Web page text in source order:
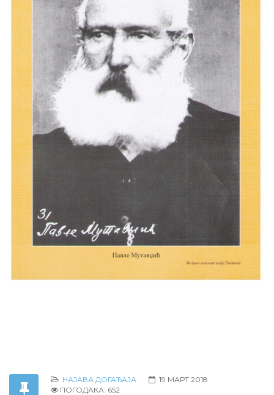
НАЈАВА ДОГАЂАЈА
19 МАРТ 2018
ПОГОДАКА: 652